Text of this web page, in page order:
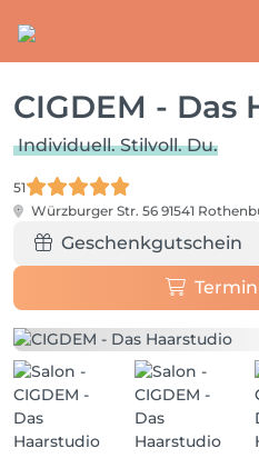
CIGDEM - Das
Individuell. Stilvoll. Du.
51
Würzburger Str. 56 91541
Geschenkgutschein